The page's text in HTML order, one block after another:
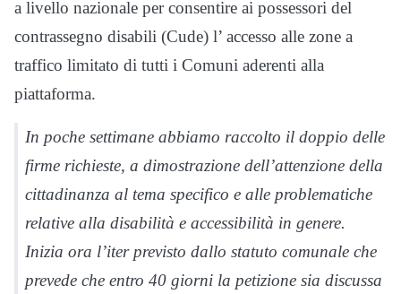
a livello nazionale per consentire ai possessori del
contrassegno disabili (Cude) l’ accesso alle zone a
traffico limitato di tutti i Comuni aderenti alla
piattaforma.
In poche settimane abbiamo raccolto il doppio delle
firme richieste, a dimostrazione dell’attenzione della
cittadinanza al tema specifico e alle problematiche
relative alla disabilità e accessibilità in genere.
Inizia ora l’iter previsto dallo statuto comunale che
prevede che entro 40 giorni la petizione sia discussa